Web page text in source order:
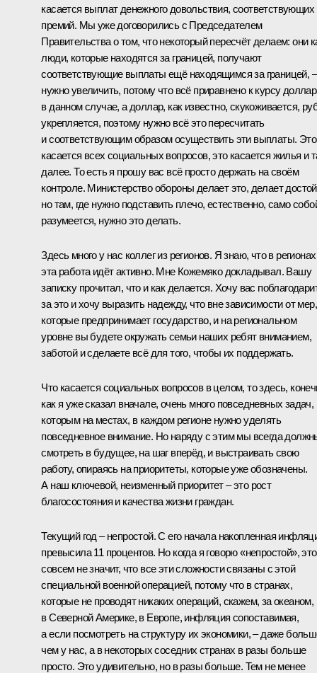
касается выплат денежного довольствия, соответствующих
премий. Мы уже договорились с Председателем
Правительства о том, что некоторый пересчёт делаем: они
люди, которые находятся за границей, получают
соответствующие выплаты ещё находящимся за границей,
нужно увеличить, потому что всё приравнено к курсу
в данном случае, а доллар, как известно, скукоживается,
укрепляется, поэтому нужно всё это пересчитать
и соответствующим образом осуществить эти выплаты. Это
касается всех социальных вопросов, это касается жилья и
далее. То есть я прошу вас всё просто держать на своём
контроле. Министерство обороны делает это, делает
но там, где нужно подставить плечо, естественно, само
разумеется, нужно это делать.
Здесь много у нас коллег из регионов. Я знаю, что в регионах
эта работа идёт активно. Мне Кожемяко докладывал. Вашу
записку прочитал, что и как делается. Хочу вас
за это и хочу выразить надежду, что вне зависимости от мер,
которые предпринимает государство, и на региональном
уровне вы будете окружать семьи наших ребят вниманием,
заботой и сделаете всё для того, чтобы их поддержать.
Что касается социальных вопросов в целом, то здесь,
как я уже сказал вначале, очень много повседневных задач,
которым на местах, в каждом регионе нужно уделять
повседневное внимание. Но наряду с этим мы всегда
смотреть в будущее, на шаг вперёд, и выстраивать свою
работу, опираясь на приоритеты, которые уже обозначены.
А наш ключевой, неизменный приоритет – это рост
благосостояния и качества жизни граждан.
Текущий год – непростой. С его начала накопленная
превысила 11 процентов. Но когда я говорю «непростой», это
совсем не значит, что все эти сложности связаны с этой
специальной военной операцией, потому что в странах,
которые не проводят никаких операций, скажем, за океаном,
в Северной Америке, в Европе, инфляция сопоставимая,
а если посмотреть на структуру их экономики, – даже
чем у нас, а в некоторых соседних странах в разы больше
просто. Это удивительно, но в разы больше. Тем не менее